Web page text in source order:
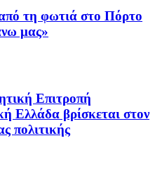
από τη φωτιά στο Πόρτο
μας»
Επιτροπή
Ελλάδα βρίσκεται στον
πολιτικής